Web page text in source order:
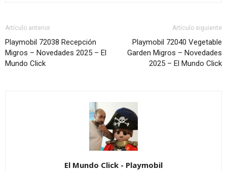
Artículo anterior
Playmobil 72038 Recepción
Migros – Novedades 2025 – El
Mundo Click
Artículo siguiente
Playmobil 72040 Vegetable
Garden Migros – Novedades
2025 – El Mundo Click
El Mundo Click - Playmobil